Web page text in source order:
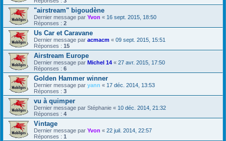
"airstream" bigoudène
Dernier message par Yvon « 16 sept. 2015, 18:50
Réponses : 2
Us Car et Caravane
Dernier message par acmacm « 09 sept. 2015, 15:51
Réponses : 15
Airstream Europe
Dernier message par Michel 14 « 27 avr. 2015, 17:50
Réponses : 6
Golden Hammer winner
Dernier message par yann « 17 déc. 2014, 13:53
Réponses : 3
vu à quimper
Dernier message par Stéphanie « 10 déc. 2014, 21:32
Réponses : 4
Vintage
Dernier message par Yvon « 22 juil. 2014, 22:57
Réponses : 1